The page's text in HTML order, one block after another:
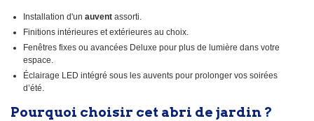
Installation d'un auvent assorti.
Finitions intérieures et extérieures au choix.
Fenêtres fixes ou avancées Deluxe pour plus de lumière dans votre
espace.
Éclairage LED intégré sous les auvents pour prolonger vos soirées
d’été.
Pourquoi choisir cet abri de jardin ?